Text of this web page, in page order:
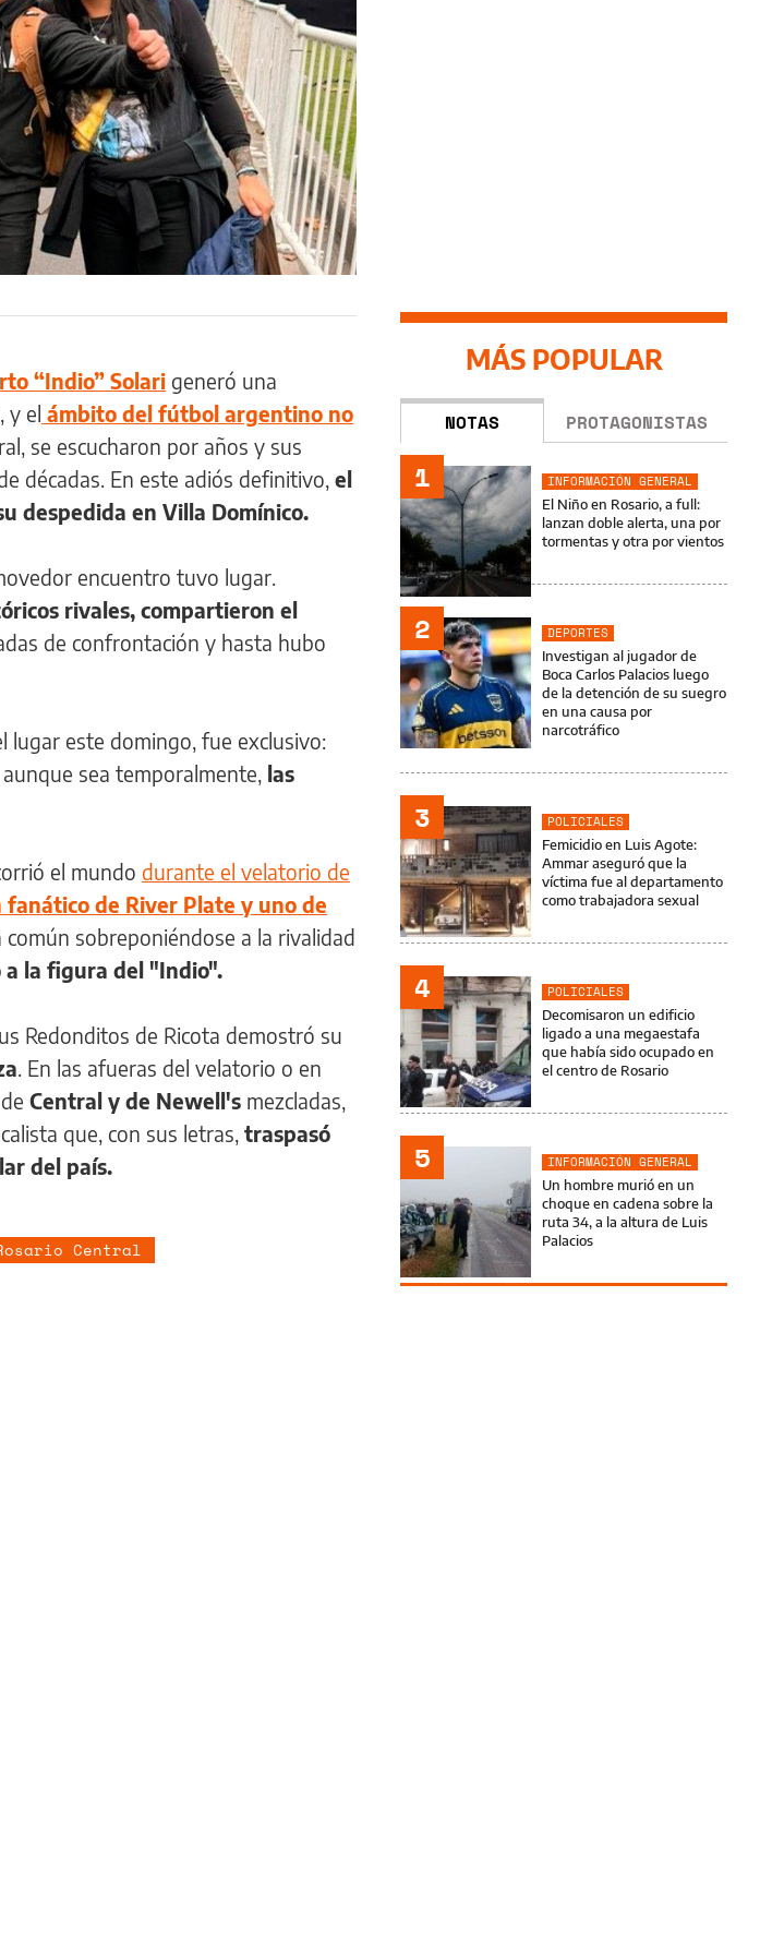
“Indio” Solari generó una
y el ámbito del fútbol argentino no
se escucharon por años y sus
décadas. En este adiós definitivo, el
despedida en Villa Domínico.
encuentro tuvo lugar.
rivales, compartieron el
de confrontación y hasta hubo
lugar este domingo, fue exclusivo:
sea temporalmente, las
el mundo durante el velatorio de
de River Plate y uno de
sobreponiéndose a la rivalidad
la figura del "Indio".
Redonditos de Ricota demostró su
. En las afueras del velatorio o en
Central y de Newell's mezcladas,
que, con sus letras, traspasó
del país.
Central
MÁS POPULAR
NOTAS PROTAGONISTAS
1
INFORMACIÓN GENERAL
El Niño en Rosario, a full:
lanzan doble alerta, una por
tormentas y otra por vientos
2
DEPORTES
Investigan al jugador de
Boca Carlos Palacios luego
de la detención de su suegro
en una causa por
narcotráfico
3
POLICIALES
Femicidio en Luis Agote:
Ammar aseguró que la
víctima fue al departamento
como trabajadora sexual
4
POLICIALES
Decomisaron un edificio
ligado a una megaestafa
que había sido ocupado en
el centro de Rosario
5
INFORMACIÓN GENERAL
Un hombre murió en un
choque en cadena sobre la
ruta 34, a la altura de Luis
Palacios